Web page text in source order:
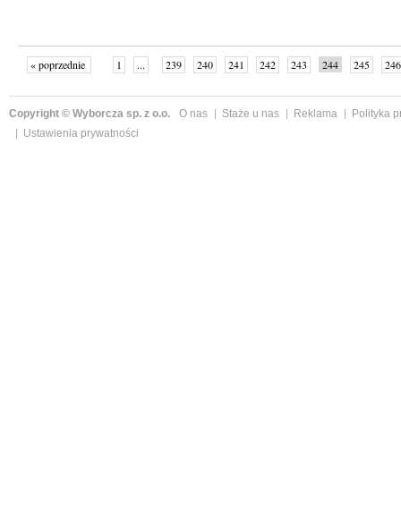
« poprzednie 1 ... 239 240 241 242 243 244 245
246
Copyright © Wyborcza sp. z o.o. O nas Staże u nas Reklama
Polityka
Ustawienia prywatności